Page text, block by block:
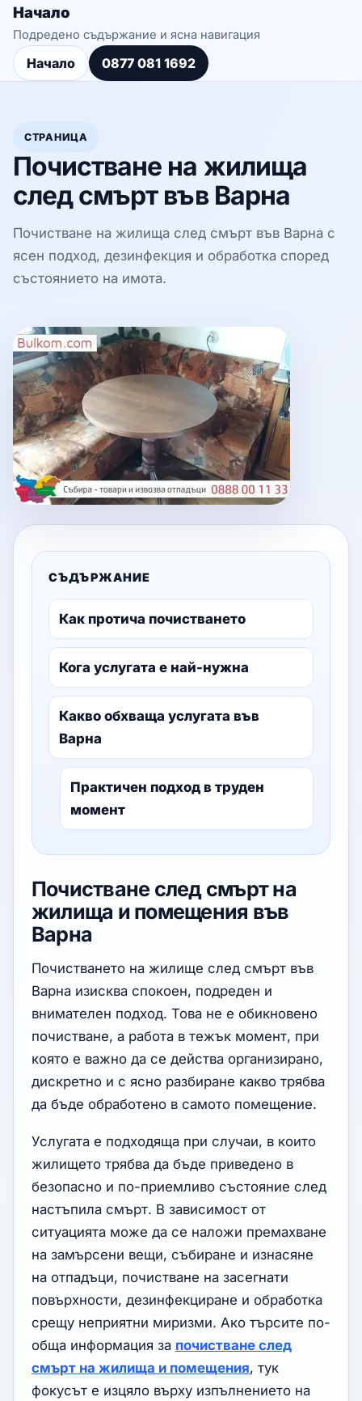
Начало
Подредено съдържание и ясна навигация
Начало 0877 081 1692
СТРАНИЦА
Почистване на жилища
след смърт във Варна
Почистване на жилища след смърт във Варна с
ясен подход, дезинфекция и обработка според
състоянието на имота.
СЪДЪРЖАНИЕ
Как протича почистването
Кога услугата е най-нужна
Какво обхваща услугата във
Варна
Практичен подход в труден
момент
Почистване след смърт на
жилища и помещения във
Варна
Почистването на жилище след смърт във
Варна изисква спокоен, подреден и
внимателен подход. Това не е обикновено
почистване, а работа в тежък момент, при
която е важно да се действа организирано,
дискретно и с ясно разбиране какво трябва
да бъде обработено в самото помещение.
Услугата е подходяща при случаи, в които
жилището трябва да бъде приведено в
безопасно и по-приемливо състояние след
настъпила смърт. В зависимост от
ситуацията може да се наложи премахване
на замърсени вещи, събиране и изнасяне
на отпадъци, почистване на засегнати
повърхности, дезинфекциране и обработка
срещу неприятни миризми. Ако търсите по-
обща информация за почистване след
смърт на жилища и помещения, тук
фокусът е изцяло върху изпълнението на